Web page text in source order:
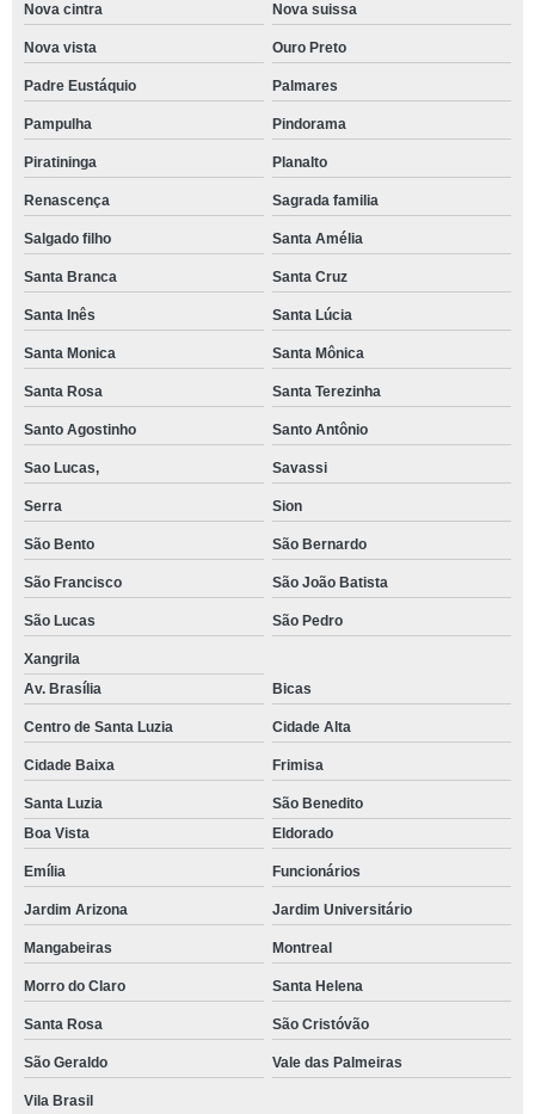
Nova cintra Nova suissa
Nova vista Ouro Preto
Padre Eustáquio Palmares
Pampulha Pindorama
Piratininga Planalto
Renascença Sagrada familia
Salgado filho Santa Amélia
Santa Branca Santa Cruz
Santa Inês Santa Lúcia
Santa Monica Santa Mônica
Santa Rosa Santa Terezinha
Santo Agostinho Santo Antônio
Sao Lucas, Savassi
Serra Sion
São Bento São Bernardo
São Francisco São João Batista
São Lucas São Pedro
Xangrila
Av. Brasília
Bicas
Centro de Santa Luzia Cidade Alta
Cidade Baixa Frimisa
Santa Luzia
São Benedito
Boa Vista
Eldorado
Emília Funcionários
Jardim Arizona Jardim Universitário
Mangabeiras Montreal
Morro do Claro Santa Helena
Santa Rosa São Cristóvão
São Geraldo Vale das Palmeiras
Vila Brasil